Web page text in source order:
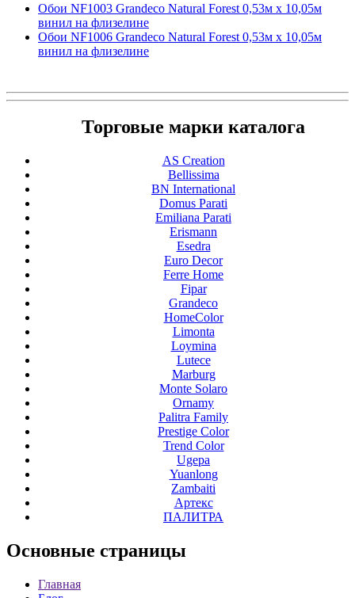
Обои NF1003 Grandeco Natural Forest 0,53м x 10,05м
винил на флизелине
Обои NF1006 Grandeco Natural Forest 0,53м x 10,05м
винил на флизелине
Торговые марки каталога
AS Creation
Bellissima
BN International
Domus Parati
Emiliana Parati
Erismann
Esedra
Euro Decor
Ferre Home
Fipar
Grandeco
HomeColor
Limonta
Loymina
Lutece
Marburg
Monte Solaro
Ornamy
Palitra Family
Prestige Color
Trend Color
Ugepa
Yuanlong
Zambaiti
Артекс
ПАЛИТРА
Основные страницы
Главная